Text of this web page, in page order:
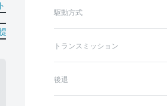
駆動方式
トランスミッション
後退